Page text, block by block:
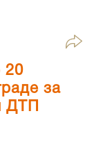
20
за
ДТП